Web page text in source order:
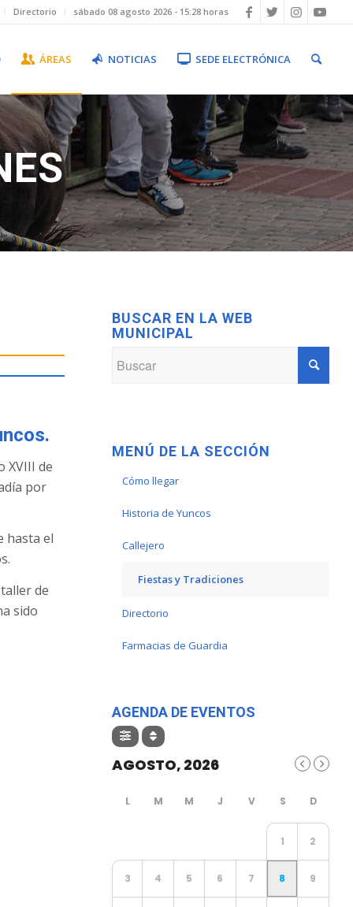
Directorio sábado 08 agosto 2026 - 15:28 horas
ÁREAS NOTICIAS SEDE ELECTRÓNICA
XVIII de
por
hasta el
de
sido
BUSCAR EN LA WEB
MUNICIPAL
MENÚ DE LA SECCIÓN
Cómo llegar
Historia de Yuncos
Callejero
Fiestas y Tradiciones
Directorio
Farmacias de Guardia
AGENDA DE EVENTOS
AGOSTO, 2026
1 2
3 4 5 6 7 8 9